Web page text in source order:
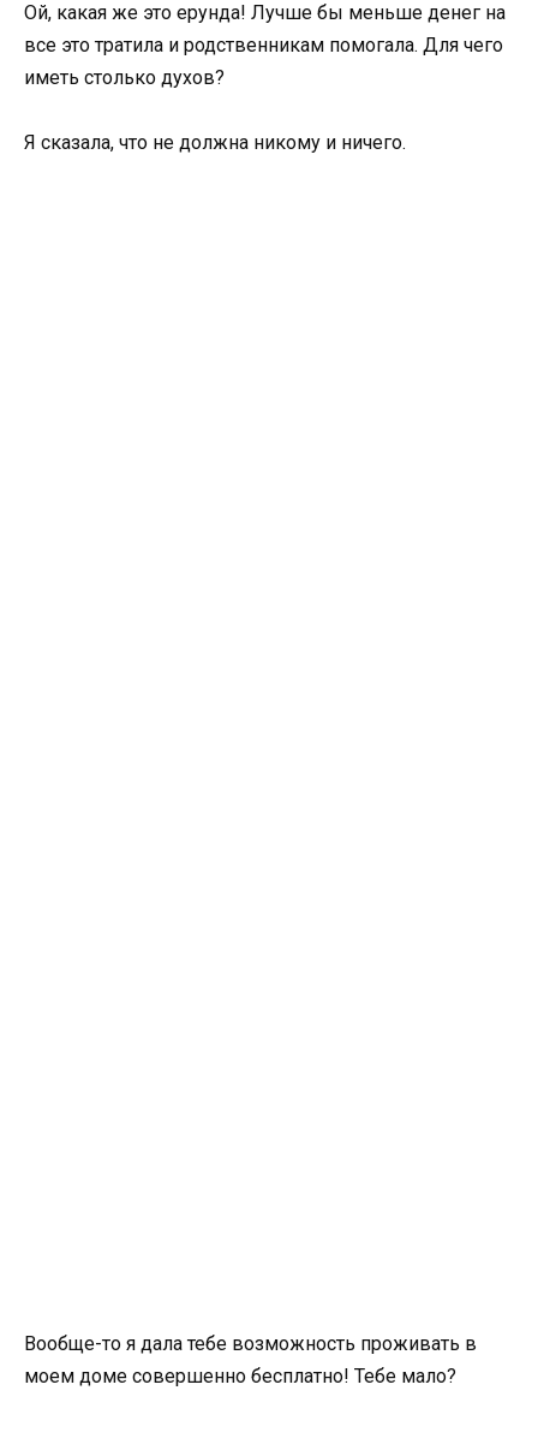
Ой, какая же это ерунда! Лучше бы меньше денег на
все это тратила и родственникам помогала. Для чего
иметь столько духов?
Я сказала, что не должна никому и ничего.
Вообще-то я дала тебе возможность проживать в
моем доме совершенно бесплатно! Тебе мало?